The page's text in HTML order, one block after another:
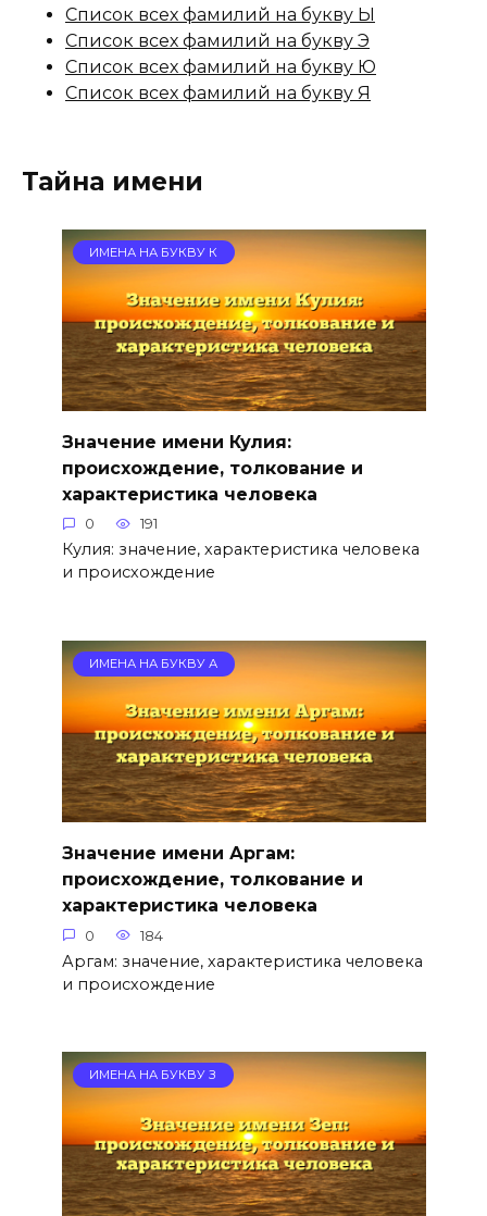
Список всех фамилий на букву Ы
Список всех фамилий на букву Э
Список всех фамилий на букву Ю
Список всех фамилий на букву Я
Тайна имени
ИМЕНА НА БУКВУ К
Значение имени Кулия:
происхождение, толкование и
характеристика человека
0 191
Кулия: значение, характеристика человека
и происхождение
ИМЕНА НА БУКВУ А
Значение имени Аргам:
происхождение, толкование и
характеристика человека
0 184
Аргам: значение, характеристика человека
и происхождение
ИМЕНА НА БУКВУ З